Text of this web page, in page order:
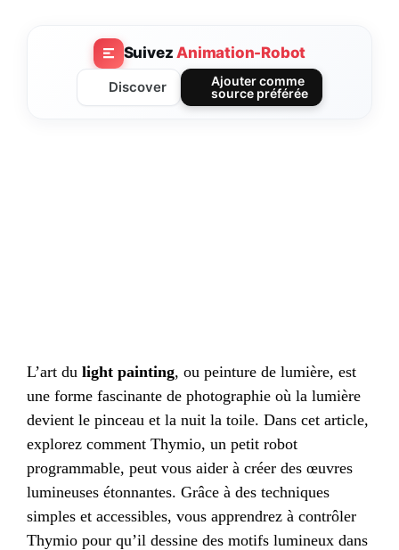
SuivezAnimation-Robot
Discover
Ajouter comme
source préférée
L’art du light painting, ou peinture de lumière, est
une forme fascinante de photographie où la lumière
devient le pinceau et la nuit la toile. Dans cet article,
explorez comment Thymio, un petit robot
programmable, peut vous aider à créer des œuvres
lumineuses étonnantes. Grâce à des techniques
simples et accessibles, vous apprendrez à contrôler
Thymio pour qu’il dessine des motifs lumineux dans